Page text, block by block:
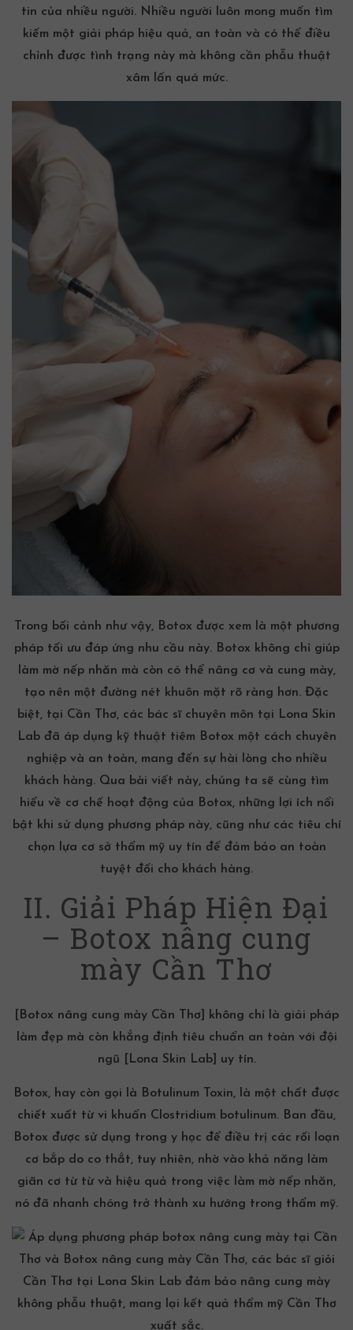
tin của nhiều người. Nhiều người luôn mong muốn tìm
kiếm một giải pháp hiệu quả, an toàn và có thể điều
chỉnh được tình trạng này mà không cần phẫu thuật
xâm lấn quá mức.
Trong bối cảnh như vậy, Botox được xem là một phương
pháp tối ưu đáp ứng nhu cầu này. Botox không chỉ giúp
làm mờ nếp nhăn mà còn có thể nâng cơ và cung mày,
tạo nên một đường nét khuôn mặt rõ ràng hơn. Đặc
biệt, tại Cần Thơ, các bác sĩ chuyên môn tại Lona Skin
Lab đã áp dụng kỹ thuật tiêm Botox một cách chuyên
nghiệp và an toàn, mang đến sự hài lòng cho nhiều
khách hàng. Qua bài viết này, chúng ta sẽ cùng tìm
hiểu về cơ chế hoạt động của Botox, những lợi ích nổi
bật khi sử dụng phương pháp này, cũng như các tiêu chí
chọn lựa cơ sở thẩm mỹ uy tín để đảm bảo an toàn
tuyệt đối cho khách hàng.
II. Giải Pháp Hiện Đại
– Botox nâng cung
mày Cần Thơ
[Botox nâng cung mày Cần Thơ] không chỉ là giải pháp
làm đẹp mà còn khẳng định tiêu chuẩn an toàn với đội
ngũ
[Lona Skin Lab] uy tín.
Botox, hay còn gọi là Botulinum Toxin, là một chất được
chiết xuất từ vi khuẩn Clostridium botulinum. Ban đầu,
Botox được sử dụng trong y học để điều trị các rối loạn
cơ bắp do co thắt, tuy nhiên, nhờ vào khả năng làm
giãn cơ từ từ và hiệu quả trong việc làm mờ nếp nhăn,
nó đã nhanh chóng trở thành xu hướng trong thẩm mỹ.